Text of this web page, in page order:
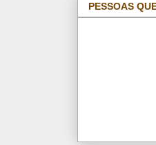
PESSOAS